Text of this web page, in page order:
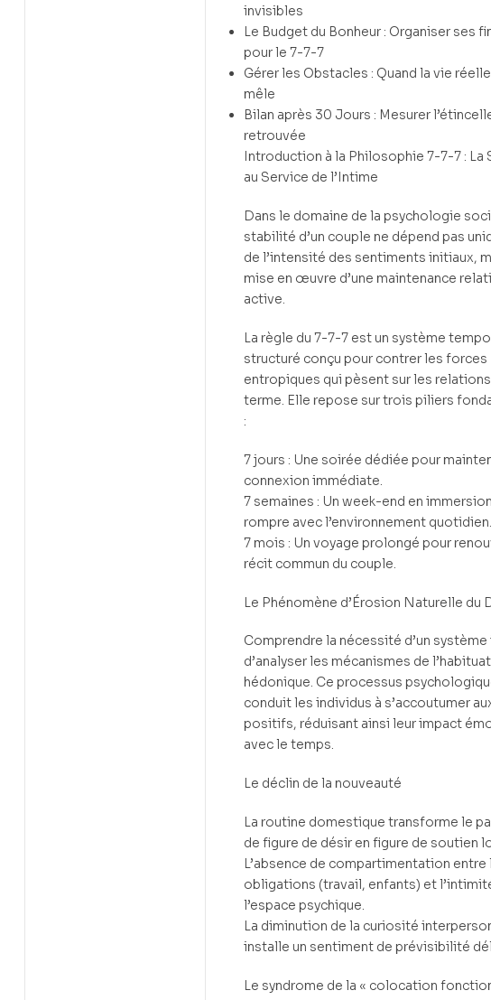
invisibles
Le Budget du Bonheur : Organiser ses
pour le 7-7-7
Gérer les Obstacles : Quand la vie réelle
mêle
Bilan après 30 Jours : Mesurer
retrouvée
Introduction à la Philosophie 7-7-7 : La
au Service de l’Intime
Dans le domaine de la psychologie
stabilité d’un couple ne dépend pas
de l’intensité des sentiments initiaux,
mise en œuvre d’une maintenance
active.
La règle du 7-7-7 est un système
structuré conçu pour contrer les forces
entropiques qui pèsent sur les
terme. Elle repose sur trois piliers
:
7 jours : Une soirée dédiée pour
connexion immédiate.
7 semaines : Un week-end en
rompre avec l’environnement quotidien.
7 mois : Un voyage prolongé pour
récit commun du couple.
Le Phénomène d’Érosion Naturelle du
Comprendre la nécessité d’un
d’analyser les mécanismes de
hédonique. Ce processus
conduit les individus à s’accoutumer
positifs, réduisant ainsi leur impact
avec le temps.
Le déclin de la nouveauté
La routine domestique transforme le
de figure de désir en figure de soutien
L’absence de compartimentation entre
obligations (travail, enfants) et
l’espace psychique.
La diminution de la curiosité
installe un sentiment de prévisibilité
Le syndrome de la « colocation